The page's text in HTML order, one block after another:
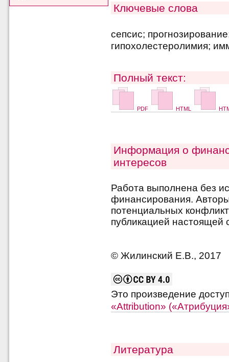
Ключевые слова
сепсис;
гипохолестеролимия;
Полный текст:
PDF HTML
Информация о
интересов
Работа выполнена без
финансирования.
потенциальных
публикацией настоящей
© Жилинский Е.В., 2017
Это произведение
«Attribution»
Литература